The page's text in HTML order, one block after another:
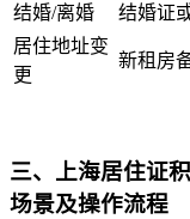
结婚/离婚
结婚证
居住地址变
更
新租房
三、上海居住证
场景及操作流程